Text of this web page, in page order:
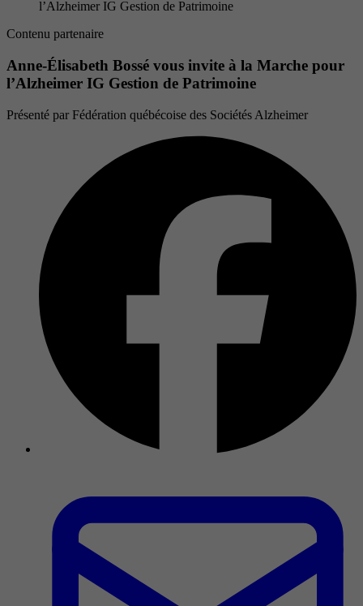
l’Alzheimer IG Gestion de Patrimoine
Contenu partenaire
Anne-Élisabeth Bossé vous invite à la Marche pour
l’Alzheimer IG Gestion de Patrimoine
Présenté par Fédération québécoise des Sociétés Alzheimer